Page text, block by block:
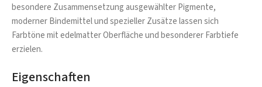
besondere Zusammensetzung ausgewählter Pigmente,
moderner Bindemittel und spezieller Zusätze lassen sich
Farbtöne mit edelmatter Oberfläche und besonderer Farbtiefe
erzielen.
Eigenschaften